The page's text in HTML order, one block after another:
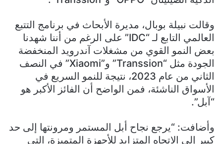
وقالت نبيلة بوبال، مديرة الأبحاث في برنامج التتبع
العالمي التابع لـ “IDC” على الرغم من أننا شهدنا
بعض النمو القوي من مشغلات آندرويد المنخفضة
الجودة مثل “Transsion” و”Xiaomi” في النصف
الثاني من عام 2023، نتيجة للنمو السريع في
الأسواق الناشئة، فمن الواضح أن الفائز الأكبر هو
“آبل”.
وأضافت: “يرجع نجاح أبل المستمر ومرونتها إلى حد
كبير إلى الاتجاه المتزايد للأجهزة المتميزة، التي